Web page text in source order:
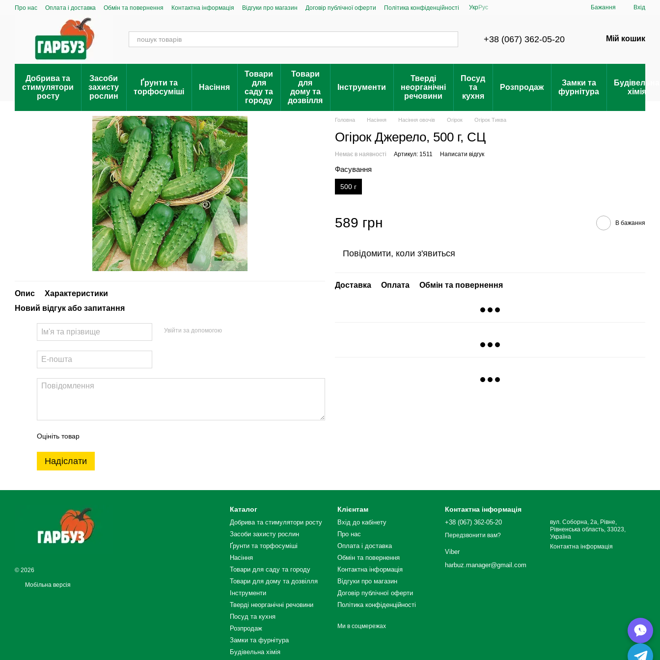
Перейти до основного контенту
Про нас Оплата і доставка Обмін та повернення Контактна інформація Відгуки про магазин Договір публічної оферти Політика конфіденційності УкрРус Бажання Вхід
+38 (067) 362-05-20 Мій кошик
Добрива та
стимулятори
росту
Засоби
захисту
рослин
Ґрунти та
торфосуміші
Насіння
Товари
для
саду та
городу
Товари
для
дому та
дозвілля
Інструменти
Тверді
неорганічні
речовини
Посуд
та
кухня
Розпродаж
Замки та
фурнітура
Будівельна
хімія
Опис
Характеристики
Новий відгук або запитання
Увійти за допомогою
Оцініть товар
Надіслати
Головна Насіння Насіння овочів Огірок Огірок Тиква
Огірок Джерело, 500 г, СЦ
Немає в наявності Артикул: 1511 Написати відгук
Фасування
500 г
589 грн В бажання
Повідомити, коли з'явиться
Доставка Оплата Обмін та повернення
© 2026
Мобільна версія
Каталог
Добрива та стимулятори росту
Засоби захисту рослин
Ґрунти та торфосуміші
Насіння
Товари для саду та городу
Товари для дому та дозвілля
Інструменти
Тверді неорганічні речовини
Посуд та кухня
Розпродаж
Замки та фурнітура
Будівельна хімія
Клієнтам
Вхід до кабінету
Про нас
Оплата і доставка
Обмін та повернення
Контактна інформація
Відгуки про магазин
Договір публічної оферти
Політика конфіденційності
Ми в соцмережах
Контактна інформація
+38 (067) 362-05-20
Передзвонити вам?
Viber
harbuz.manager@gmail.com
вул. Соборна, 2а, Рівне,
Рівненська область, 33023,
Україна
Контактна інформація